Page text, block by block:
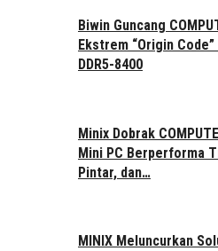
Biwin Guncang
Ekstrem “Origin
DDR5-8400
Minix Dobrak
Mini PC Berperforma
Pintar, dan…
MINIX Meluncurkan